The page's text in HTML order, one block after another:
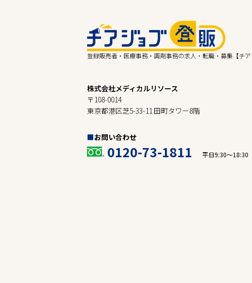
登録販売者・医療事務・調剤事務の求人・転職・募集【チア
株式会社メディカルリソース
〒108-0014
東京都港区芝5-33-11 田町タワー8階
お問い合わせ
0120-73-1811 平日9:30〜18:30